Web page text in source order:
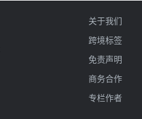
关于我们
跨境标签
免责声明
商务合作
专栏作者